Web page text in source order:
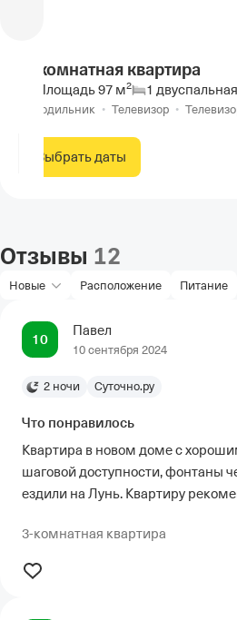
3-комнатная квартира
Площадь97 м2 1
Холодильник • Телевизор •
Выбрать даты
Отзывы 12
Новые Расположение Питание
10
Павел
10 сентября 2024
2 ночи Суточно.ру
Что понравилось
Квартира в новом доме с
шаговой доступности, фонтаны
ездили на Лунь. Квартиру
3-комнатная квартира